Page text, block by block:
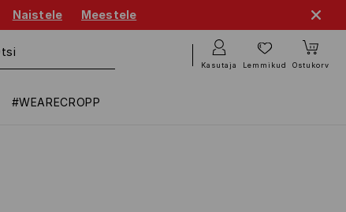
Naistele Meestele
#WEARECROPP
Kasutaja Lemmikud Ostukorv